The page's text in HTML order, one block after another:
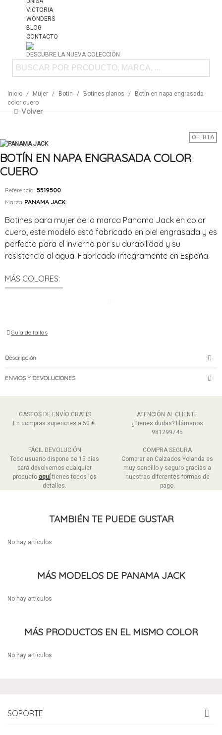
VICTORIA
WONDERS
BLOG
CONTACTO
DESCUBRE LA NUEVA COLECCIÓN
Inicio / Mujer / Botin / Botines planos /
Botín en napa engrasada
color cuero
Volver
OFERTA
BOTÍN EN NAPA ENGRASADA COLOR
CUERO
Referencia: 5519500
Marca PANAMA JACK
Botines para mujer de la marca Panama Jack en color
cuero, este modelo está fabricado en piel engrasada y es
perfecto para el invierno por su durabilidad y su
resistencia al agua. Fabricado íntegramente en España.
MÁS COLORES:
Guía de tallas
Descripción
ENVIOS Y DEVOLUCIONES
GASTOS DE ENVÍO GRATIS
En compras superiores a 50 €.
ATENCIÓN AL CLIENTE
¿Tienes dudas? Llámanos
981299745
FÁCIL DEVOLUCIÓN
Todo usuario dispone de 15 días
para devolvernos cualquier
producto aquítienes todos los
detalles.
COMPRA SEGURA
Comprar en Calzados Yolanda es
muy sencillo y seguro gracias a
nuestras diferentes formas de
pago.
TAMBIÉN TE PUEDE GUSTAR
No hay artículos
MÁS MODELOS DE PANAMA JACK
No hay artículos
MÁS PRODUCTOS EN EL MISMO COLOR
No hay artículos
SOPORTE